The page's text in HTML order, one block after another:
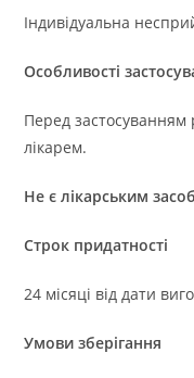
Індивідуальна
Особливості
Перед застосуванням
лікарем.
Не є лікарським
Строк придатності
24 місяці від дати
Умови зберігання